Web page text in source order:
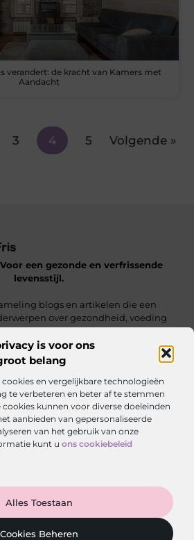
is voor ons
belang
en vergelijkbare technologieën
te verbeteren en beter af te stemmen
kunnen voor diverse doeleinden
aanbieden van gepersonaliseerde
van het gebruik van onze
kunt u ons cookiebeleid
Alles Toestaan
Cookies Beheren
Ga Naar
verandert: de kracht van Kamers met
Aandacht
3 4 5 Volgende »
een gezonde en verfrissende
levensstijl.
blogs en artikelen die een
over gezondheid, voeding
behandelen.
Cookiebeleid
All Right Reserved.